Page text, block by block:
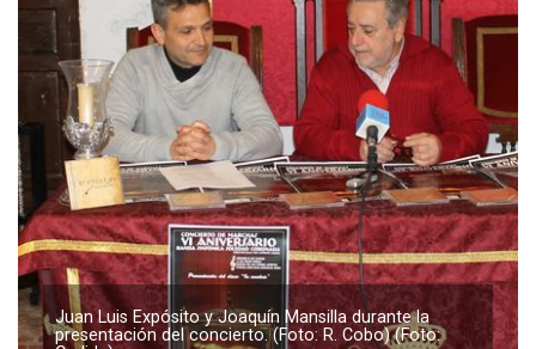
Juan Luis Expósito y Joaquín Mansilla durante la
presentación del concierto. (Foto: R. Cobo) (Foto: